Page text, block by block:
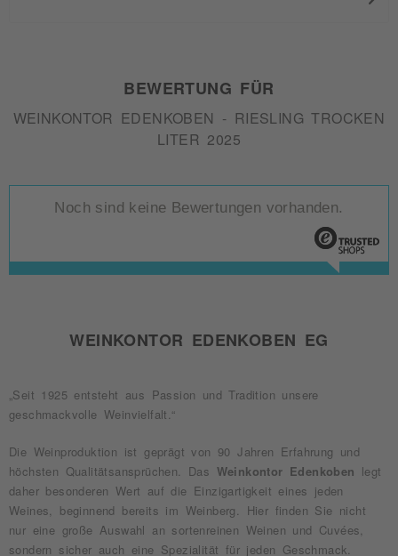
BEWERTUNG FÜR
WEINKONTOR EDENKOBEN - RIESLING TROCKEN
LITER 2025
Noch sind keine Bewertungen vorhanden.
WEINKONTOR EDENKOBEN EG
„Seit 1925 entsteht aus Passion und Tradition unsere
geschmackvolle Weinvielfalt.“
Die Weinproduktion ist geprägt von 90 Jahren Erfahrung und
höchsten Qualitätsansprüchen. Das Weinkontor Edenkoben
legt
daher besonderen Wert auf die Einzigartigkeit eines jeden
Weines, beginnend bereits im Weinberg. Hier finden Sie nicht
nur eine große Auswahl an sortenreinen Weinen und Cuvées,
sondern sicher auch eine Spezialität für jeden Geschmack.